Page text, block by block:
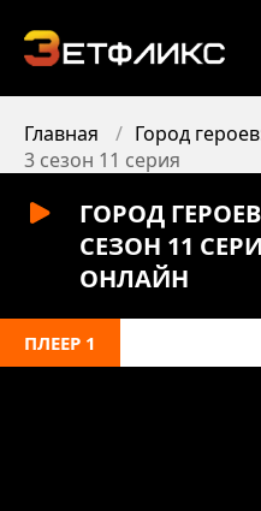
Главная
Город
3 сезон 11 серия
ГОРОД
СЕЗОН 11
ОНЛАЙН
ПЛЕЕР 1